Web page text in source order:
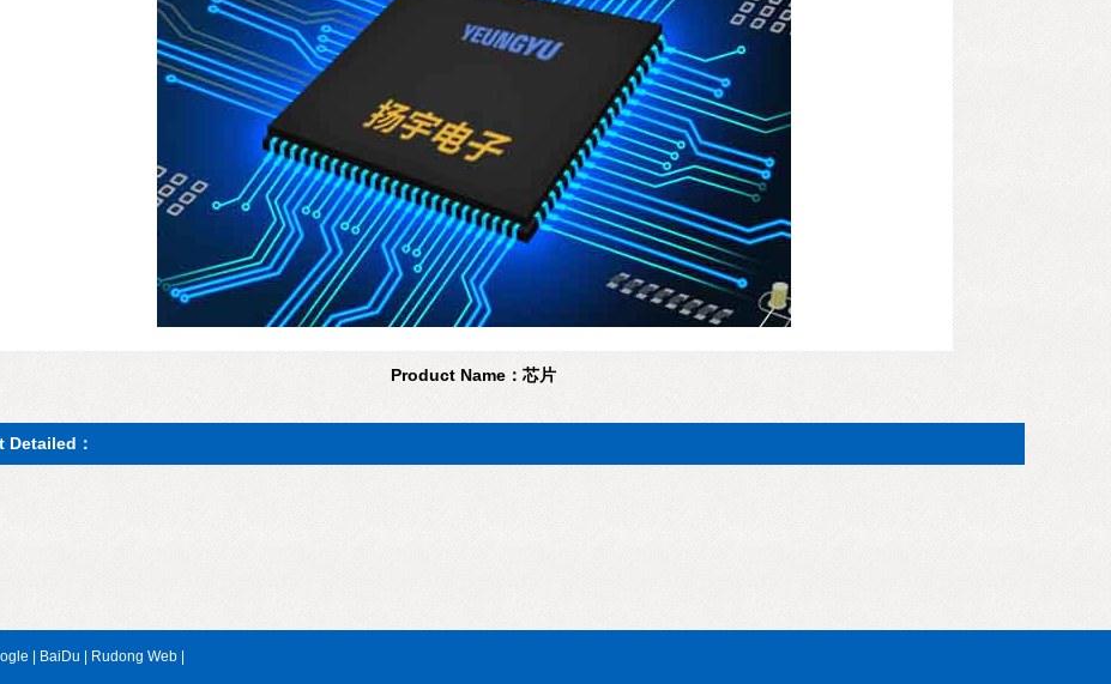
Product Name：芯片
Detailed：
BaiDu Rudong Web